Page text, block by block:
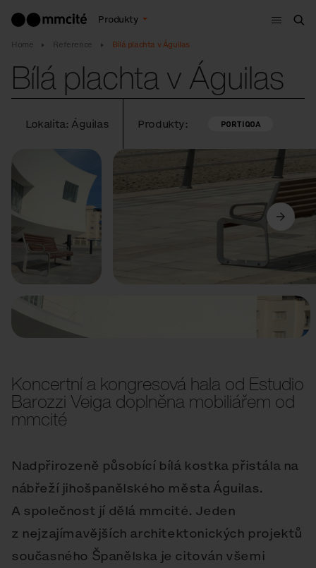
Produkty
Menu
Home Reference Bílá plachta v Águilas
Bílá plachta v Águilas
Lokalita: Águilas Produkty: PORTIQOA
Předchozí
Koncertní a kongresová hala od Estudio
Barozzi Veiga doplněna mobiliářem od
mmcité
Nadpřirozeně působící bílá kostka přistála na
nábřeží jihošpanělského města Águilas.
A společnost jí dělá mmcité. Jeden
z nejzajímavějších architektonických projektů
současného Španělska je citován všemi